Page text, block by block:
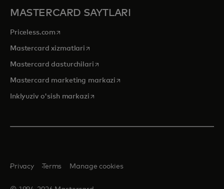
MASTERCARD SAYTLARI
Priceless.com opens in a new tab
Mastercard xizmatlari opens in a new tab
Mastercard dasturchilariopens in a new tab
Mastercard marketing markazi opens in a new tab
Inklyuziv o'sish markaziopens in a new tab
Privacy Terms Manage cookies